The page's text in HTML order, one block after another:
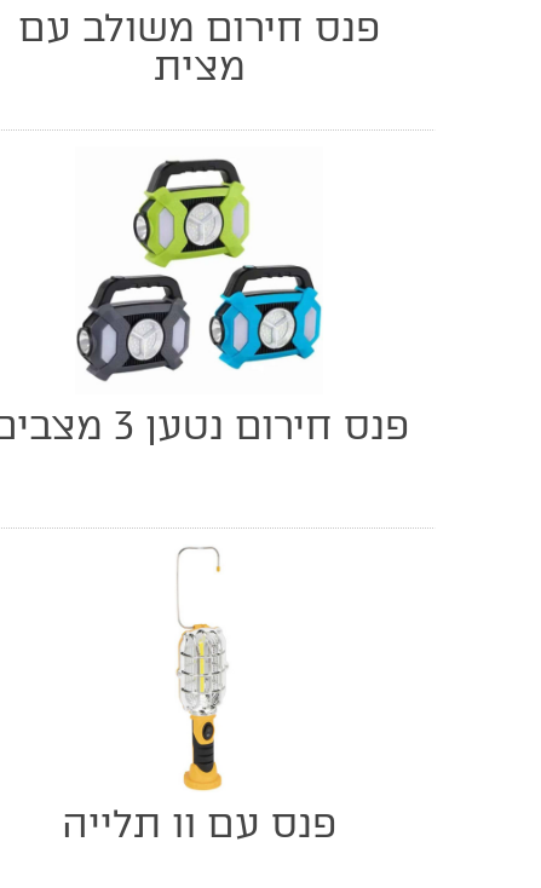
פנס חירום משולב עם
מצית
פנס חירום נטען 3 מצבים
פנס עם וו תלייה